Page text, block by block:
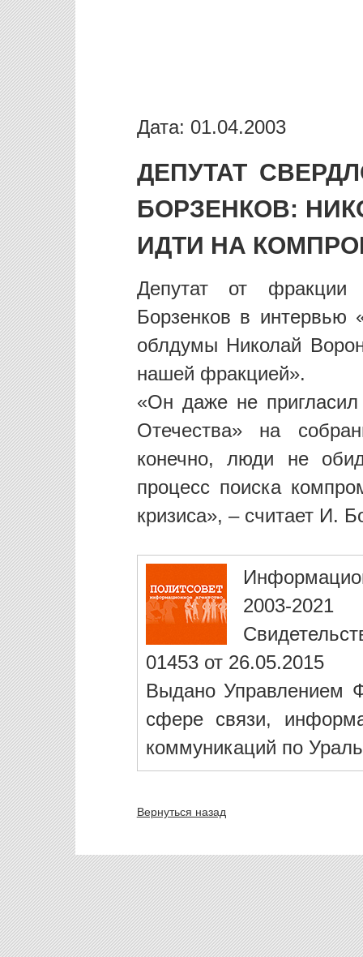
Дата: 01.04.2003
ДЕПУТАТ
БОРЗЕНКОВ:
ИДТИ НА
Депутат от
Борзенков в интервью
облдумы Николай
нашей фракцией».
«Он даже не пригласил
Отечества» на
конечно, люди не
процесс поиска
кризиса», – считает И.
2003-2021
01453 от 26.05.2015
Выдано Управлением
сфере связи,
коммуникаций по
Вернуться назад